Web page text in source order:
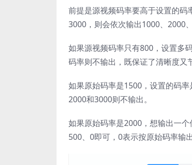
前提是源视频码率要高于设置的码
3000，则会依次输出1000、2000
如果源视频码率只有800，设置多
码率则不输出，既保证了清晰度又
如果原始码率是1500，设置的码
2000和3000则不输出。
如果原始码率是2000，想输出一
500、0即可，0表示按原始码率输出